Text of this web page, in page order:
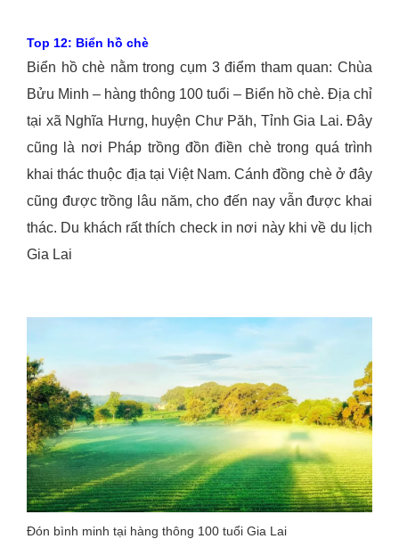
Top 12: Biển hồ chè
Biển hồ chè nằm trong cụm 3 điểm tham quan: Chùa
Bửu Minh – hàng thông 100 tuổi – Biển hồ chè. Địa chỉ
tại xã Nghĩa Hưng, huyện Chư Păh, Tỉnh Gia Lai. Đây
cũng là nơi Pháp trồng đồn điền chè trong quá trình
khai thác thuộc địa tại Việt Nam. Cánh đồng chè ở đây
cũng được trồng lâu năm, cho đến nay vẫn được khai
thác. Du khách rất thích check in nơi này khi về du lịch
Gia Lai
Đón bình minh tại hàng thông 100 tuổi Gia Lai